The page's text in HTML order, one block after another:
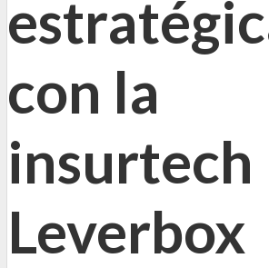
con la
insurtech
Leverbox